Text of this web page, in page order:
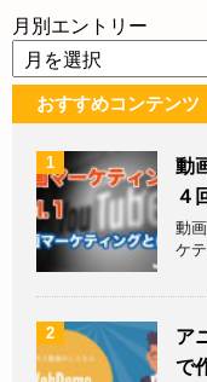
月別エントリー
おすすめコンテンツ
1
動
４
動
ケ
2
ア
で